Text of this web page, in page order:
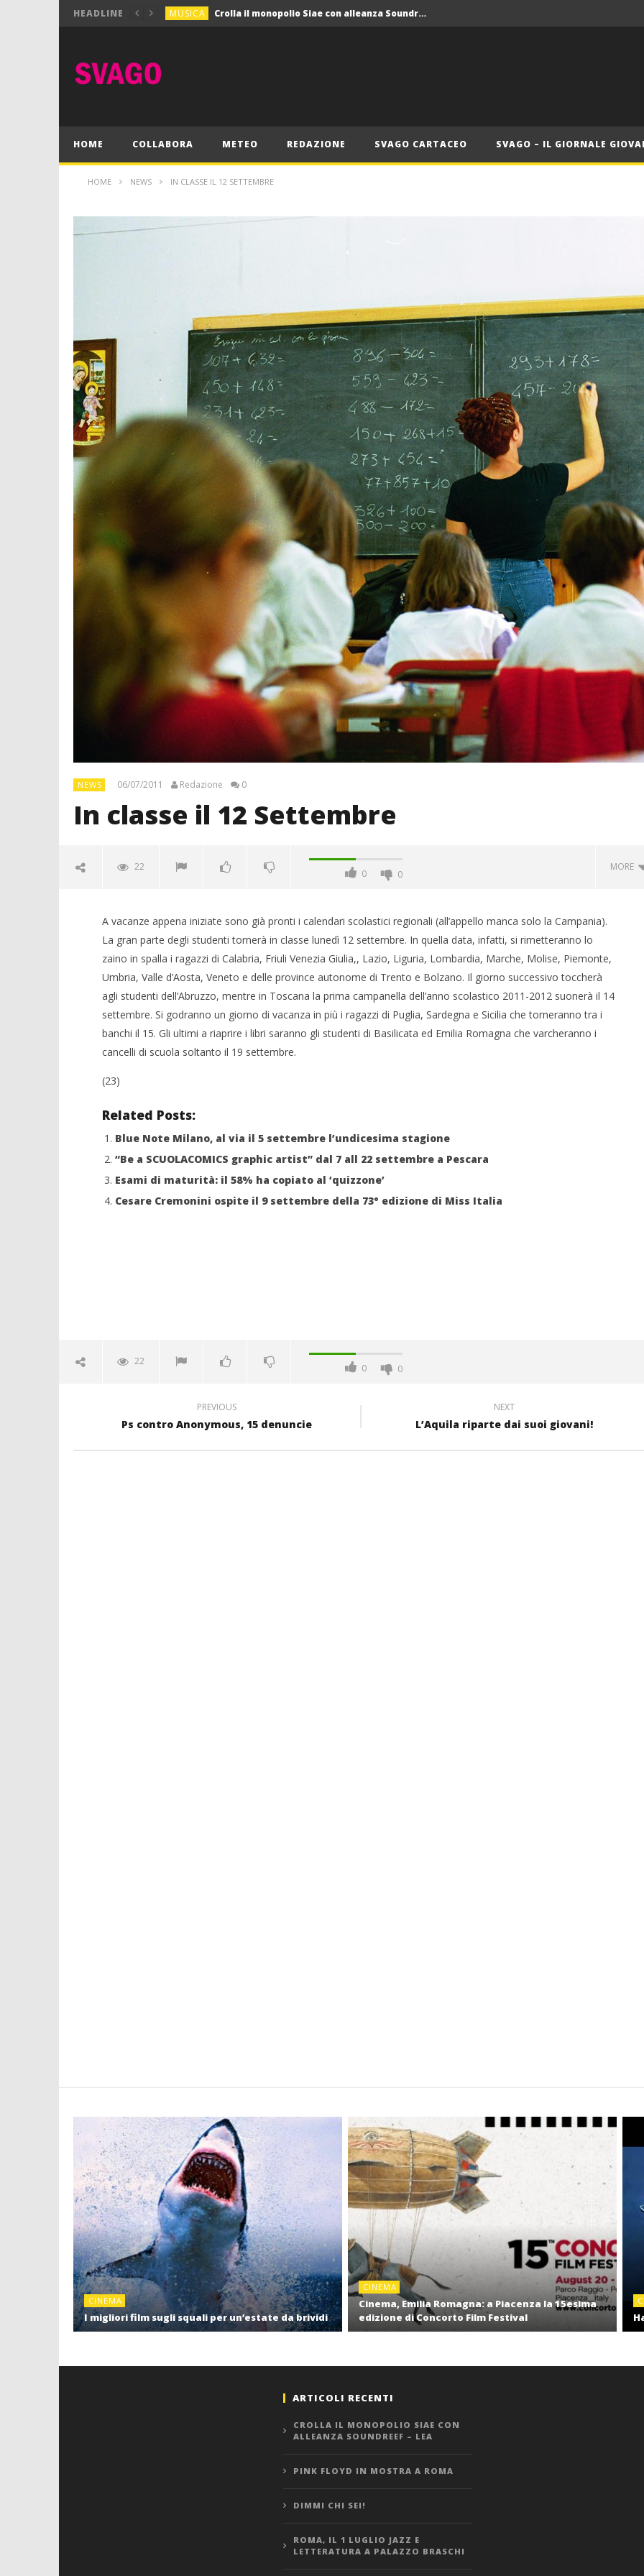
HEADLINE MUSICA Crolla il monopolio Siae con alleanza Soundreef – LEA
MUSICA Crolla il monopolio Siae con alleanza Soundreef – LEA
HOME COLLABORA METEO REDAZIONE SVAGO CARTACEO SVAGO – IL GIORNALE
HOME NEWS IN CLASSE IL 12 SETTEMBRE
NEWS 06/07/2011 Redazione 0
In classe il 12 Settembre
22
0 0
MORE
NOW VIEWING
In classe il 12 Settembre
06/07/2011
Crolla il monopolio Siae con
A vacanze appena iniziate sono già pronti i calendari scolastici regionali (all’appello manca solo la Campania).
La gran parte degli studenti tornerà in classe lunedì 12 settembre. In quella data, infatti, si rimetteranno lo
zaino in spalla i ragazzi di Calabria, Friuli Venezia Giulia,, Lazio, Liguria, Lombardia, Marche, Molise, Piemonte,
Umbria, Valle d’Aosta, Veneto e delle province autonome di Trento e Bolzano. Il giorno successivo toccherà
agli studenti dell’Abruzzo, mentre in Toscana la prima campanella dell’anno scolastico 2011-2012 suonerà il 14
settembre. Si godranno un giorno di vacanza in più i ragazzi di Puglia, Sardegna e Sicilia che torneranno tra i
banchi il 15. Gli ultimi a riaprire i libri saranno gli studenti di Basilicata ed Emilia Romagna che varcheranno i
cancelli di scuola soltanto il 19 settembre.
(23)
Related Posts:
Blue Note Milano, al via il 5 settembre l’undicesima stagione
“Be a SCUOLACOMICS graphic artist” dal 7 all 22 settembre a Pescara
Esami di maturità: il 58% ha copiato al ‘quizzone’
Cesare Cremonini ospite il 9 settembre della 73° edizione di Miss Italia
22
0 0
PREVIOUS
Ps contro Anonymous, 15 denuncie
NEXT
L’Aquila riparte dai suoi giovani!
CINEMA
I migliori film sugli squali per un’estate da brividi
CINEMA
Cinema, Emilia Romagna: a Piacenza la 15esima
edizione di Concorto Film Festival
ARTICOLI RECENTI
CROLLA IL MONOPOLIO SIAE CON
ALLEANZA SOUNDREEF – LEA
PINK FLOYD IN MOSTRA A ROMA
DIMMI CHI SEI!
ROMA, IL 1 LUGLIO JAZZ E
LETTERATURA A PALAZZO BRASCHI